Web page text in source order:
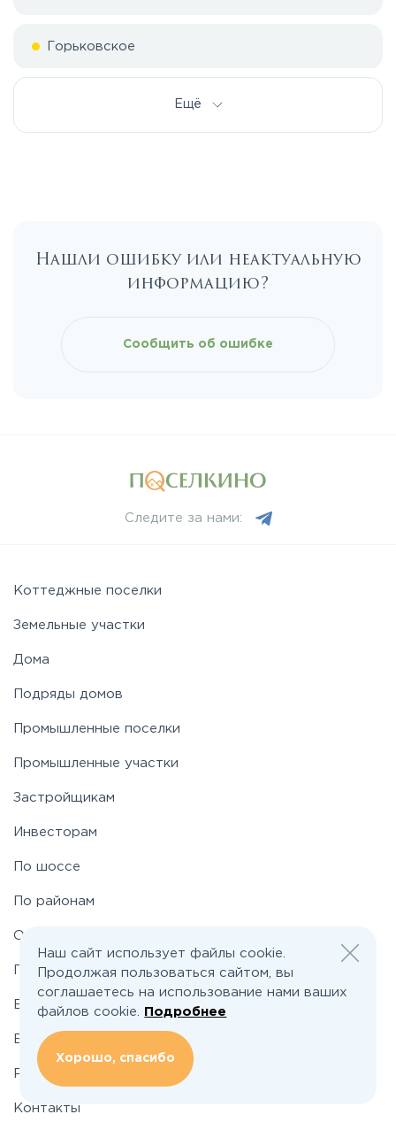
Горьковское
Каширское
Новорижское
Носовихинское
Рогачёвское
Фряновское
Ещё
Нашли ошибку или неактуальную
информацию?
Сообщить об ошибке
Следите за нами:
Коттеджные поселки
Земельные участки
Дома
Подряды домов
Промышленные поселки
Промышленные участки
Застройщикам
Инвесторам
По шоссе
По районам
О проекте
Подбор земельного участка
Вакансии
Блог
Реклама и сотрудничество
Контакты
Наш сайт использует файлы cookie.
Продолжая пользоваться сайтом, вы
соглашаетесь на использование нами ваших
файлов cookie.
Подробнее
Хорошо, спасибо